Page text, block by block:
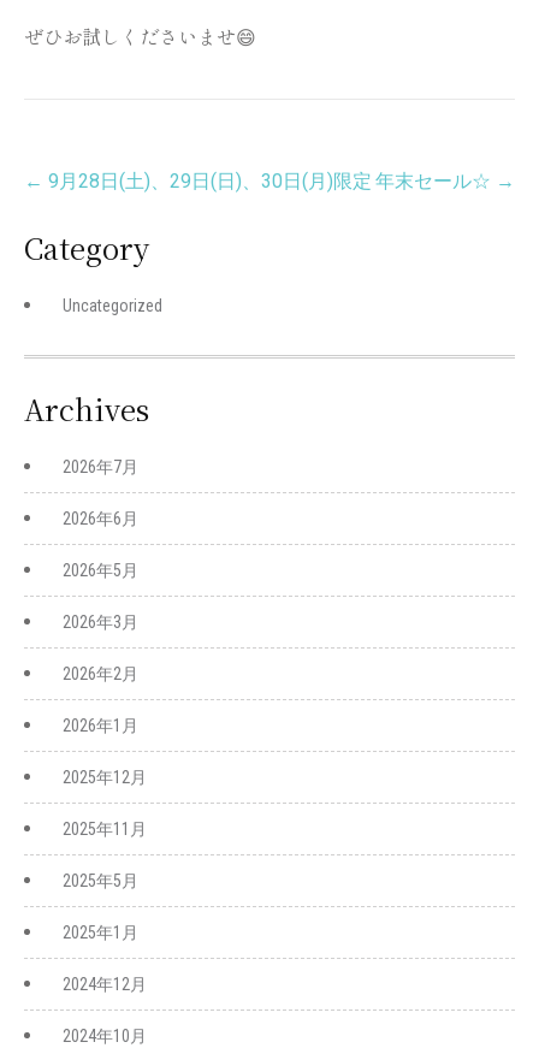
ぜひお試しくださいませ😄
Post
navigation
← 9月28日(土)、29日(日)、30日(月)限定 年末セール☆ →
Category
Uncategorized
Archives
2026年7月
2026年6月
2026年5月
2026年3月
2026年2月
2026年1月
2025年12月
2025年11月
2025年5月
2025年1月
2024年12月
2024年10月